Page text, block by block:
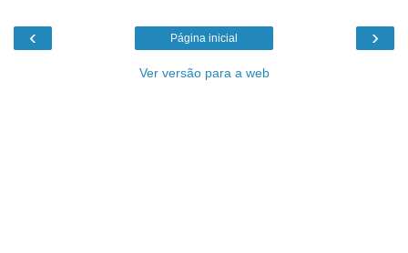
‹ ›
Página inicial
Ver versão para a web